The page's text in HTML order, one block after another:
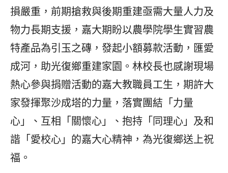
損嚴重，前期搶救與後期重建亟需大量人力及
物力長期支援，嘉大期盼以農學院學生實習農
特產品為引玉之磚，發起小額募款活動，匯愛
成河，助光復鄉重建家園。林校長也感謝現場
熱心參與捐贈活動的嘉大教職員工生，期許大
家發揮聚沙成塔的力量，落實團結「力量
心」、互相「關懷心」、抱持「同理心」及和
諧「愛校心」的嘉大心精神，為光復鄉送上祝
福。